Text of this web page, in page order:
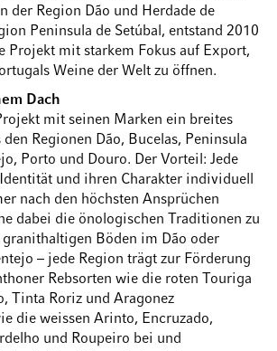
der Region Dão und Herdade de
Peninsula de Setúbal, entstand 2010
Projekt mit starkem Fokus auf Export,
Weine der Welt zu öffnen.
Dach
mit seinen Marken ein breites
Regionen Dão, Bucelas, Peninsula
Porto und Douro. Der Vorteil: Jede
und ihren Charakter individuell
nach den höchsten Ansprüchen
dabei die önologischen Traditionen zu
granithaltigen Böden im Dão oder
– jede Region trägt zur Förderung
Rebsorten wie die roten Touriga
Tinta Roriz und Aragonez
die weissen Arinto, Encruzado,
und Roupeiro bei und